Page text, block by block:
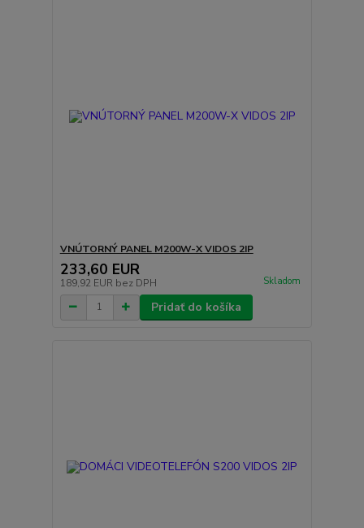
VNÚTORNÝ PANEL M200W-X VIDOS 2IP
233,60 EUR
189,92 EUR bez DPH Skladom
Pridať do košíka